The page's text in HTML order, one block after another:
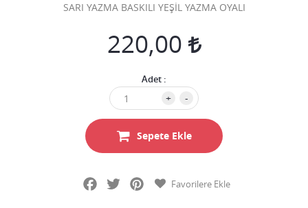
SARI YAZMA BASKILI YEŞİL YAZMA OYALI
220,00
Adet :
+ -
Sepete Ekle
FacebookTwitterPinterestFavorilere Ekle